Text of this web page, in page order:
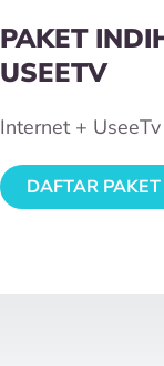
PAKET
USEETV
Internet +
DAFTAR